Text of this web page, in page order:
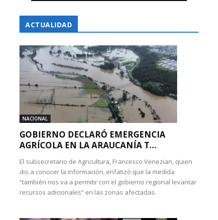
ACTUALIDAD
NACIONAL
GOBIERNO DECLARÓ EMERGENCIA
AGRÍCOLA EN LA ARAUCANÍA T...
El subsecretario de Agricultura, Francesco Venezian, quien
dio a conocer la información, enfatizó que la medida
“también nos va a permitir con el gobierno regional levantar
recursos adicionales” en las zonas afectadas.